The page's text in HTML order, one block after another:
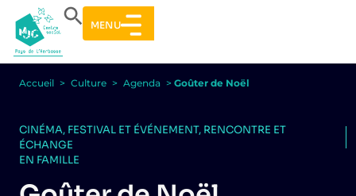
MENU
Accueil > Culture > Agenda > Goûter de Noël
CINÉMA, FESTIVAL ET ÉVÉNEMENT, RENCONTRE ET
ÉCHANGE
EN FAMILLE